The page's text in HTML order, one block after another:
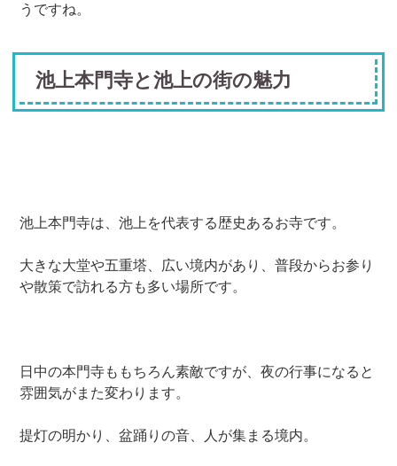
うですね。
池上本門寺と池上の街の魅力
池上本門寺は、池上を代表する歴史あるお寺です。
大きな大堂や五重塔、広い境内があり、普段からお参り
や散策で訪れる方も多い場所です。
日中の本門寺ももちろん素敵ですが、夜の行事になると
雰囲気がまた変わります。
提灯の明かり、盆踊りの音、人が集まる境内。